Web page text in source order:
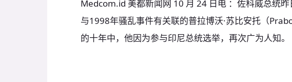
Medcom.id 美都新闻网 10 月 24 日电 ：佐科威总统
与1998年骚乱事件有关联的普拉博沃·苏比安托（
的十年中，他因为参与印尼总统选举，再次广为人知。